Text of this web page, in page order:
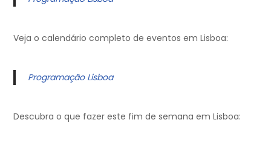
Veja o calendário completo de eventos em Lisboa:
Programação Lisboa
Descubra o que fazer este fim de semana em Lisboa: